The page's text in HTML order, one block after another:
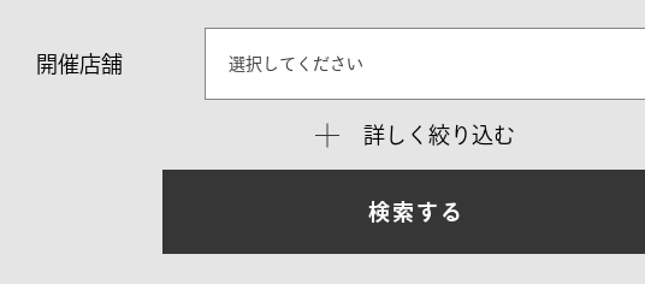
開催店舗 選択してください
詳しく絞り込む
検索する